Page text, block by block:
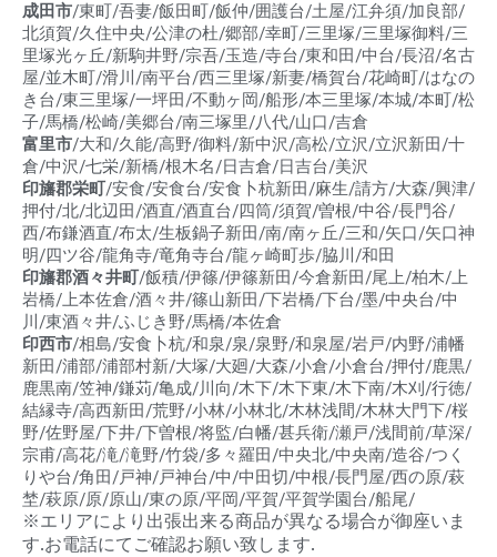
成田市/東町/吾妻/飯田町/飯仲/囲護台/土屋/江弁須/加良部/
北須賀/久住中央/公津の杜/郷部/幸町/三里塚/三里塚御料/三
里塚光ヶ丘/新駒井野/宗吾/玉造/寺台/東和田/中台/長沼/名古
屋/並木町/滑川/南平台/西三里塚/新妻/橋賀台/花崎町/はなの
き台/東三里塚/一坪田/不動ヶ岡/船形/本三里塚/本城/本町/松
子/馬橋/松崎/美郷台/南三塚里/八代/山口/吉倉
富里市/大和/久能/高野/御料/新中沢/高松/立沢/立沢新田/十
倉/中沢/七栄/新橋/根木名/日吉倉/日吉台/美沢
印旛郡栄町/安食/安食台/安食卜杭新田/麻生/請方/大森/興津/
押付/北/北辺田/酒直/酒直台/四筒/須賀/曽根/中谷/長門谷/
西/布鎌酒直/布太/生板鍋子新田/南/南ヶ丘/三和/矢口/矢口神
明/四ツ谷/龍角寺/竜角寺台/龍ヶ崎町歩/脇川/和田
印旛郡酒々井町/飯積/伊篠/伊篠新田/今倉新田/尾上/柏木/上
岩橋/上本佐倉/酒々井/篠山新田/下岩橋/下台/墨/中央台/中
川/東酒々井/ふじき野/馬橋/本佐倉
印西市/相島/安食卜杭/和泉/泉/泉野/和泉屋/岩戸/内野/浦幡
新田/浦部/浦部村新/大塚/大廻/大森/小倉/小倉台/押付/鹿黒/
鹿黒南/笠神/鎌苅/亀成/川向/木下/木下東/木下南/木刈/行徳/
結縁寺/高西新田/荒野/小林/小林北/木林浅間/木林大門下/桜
野/佐野屋/下井/下曽根/将監/白幡/甚兵衛/瀬戸/浅間前/草深/
宗甫/高花/滝/滝野/竹袋/多々羅田/中央北/中央南/造谷/つく
りや台/角田/戸神/戸神台/中/中田切/中根/長門屋/西の原/萩
埜/萩原/原/原山/東の原/平岡/平賀/平賀学園台/船尾/
※エリアにより出張出来る商品が異なる場合が御座いま
す.お電話にてご確認お願い致します.